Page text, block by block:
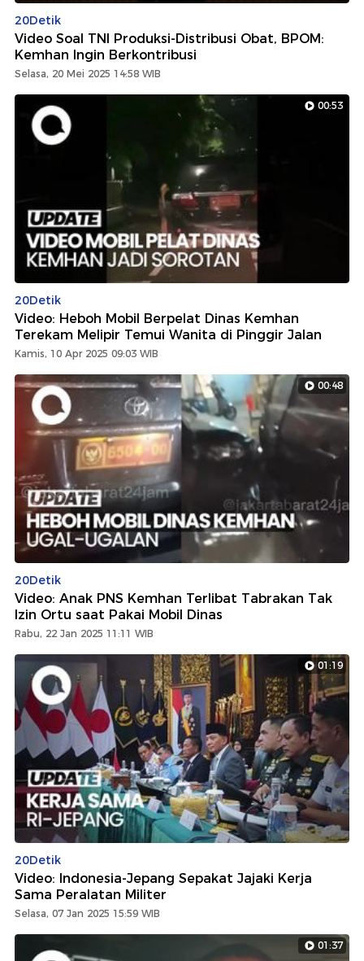
20Detik
Video Soal TNI Produksi-Distribusi Obat, BPOM:
Kemhan Ingin Berkontribusi
Selasa, 20 Mei 2025 14:58 WIB
00:53
20Detik
Video: Heboh Mobil Berpelat Dinas Kemhan
Terekam Melipir Temui Wanita di Pinggir Jalan
Kamis, 10 Apr 2025 09:03 WIB
00:48
20Detik
Video: Anak PNS Kemhan Terlibat Tabrakan Tak
Izin Ortu saat Pakai Mobil Dinas
Rabu, 22 Jan 2025 11:11 WIB
01:19
20Detik
Video: Indonesia-Jepang Sepakat Jajaki Kerja
Sama Peralatan Militer
Selasa, 07 Jan 2025 15:59 WIB
01:37